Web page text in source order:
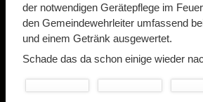
der notwendigen Gerätepflege im
den Gemeindewehrleiter umfassend
und einem Getränk ausgewertet.
Schade das da schon einige wieder